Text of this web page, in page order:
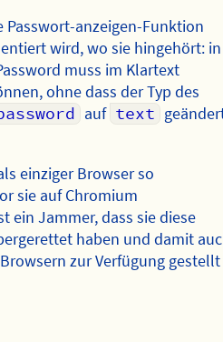
Passwort-anzeigen-Funktion
wird, wo sie hingehört: in
muss im Klartext
ohne dass der Typ des
auf text
einziger Browser so
sie auf Chromium
ein Jammer, dass sie diese
haben und damit
zur Verfügung gestellt